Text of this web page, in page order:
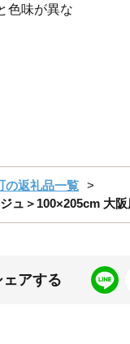
色味が異な
の返礼品一覧
＞100×205cm 大阪
アする